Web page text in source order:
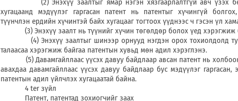
(2) Энэхүү заалтыг ямар нэгэн хязгаарлалтгүй авч үзэх
хугацаанд мэдүүлэг гаргасан патент нь патентыг хүчингүй
түүнчлэн ердийн хүчинтэй байх хугацааг тогтоох үүднээс ч гэсэн үл
(3) Энэхүү заалт нь түүнийг хүчин төгөлдөр болох үед хэрэгжиж
(4) Энэхүү заалтыг шинээр орнууд нэгдэн орох тохиолдолд
талаасаа хэрэгжиж байгаа патентын хувьд мөн адил хэрэглэнэ.
(5) Давамгайллаас үүсэх давуу байдлаар авсан патент нь
авахдаа давамгайллаас үүсэх давуу байдлаар бус мэдүүлэг
патентын адил үйлчлэх хугацаатай байна.
4 ter зүйл
Патент, патентад зохиогчийг заах